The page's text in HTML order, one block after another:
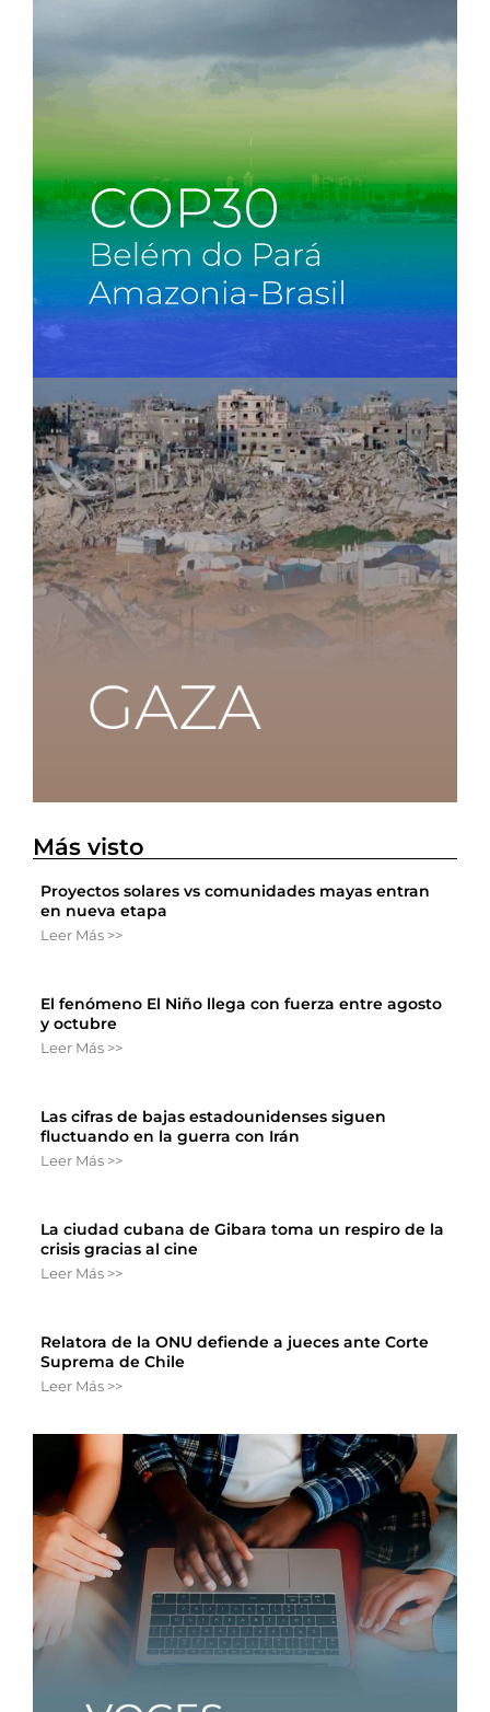
Más visto
Proyectos solares vs comunidades mayas entran
en nueva etapa
Leer Más >>
El fenómeno El Niño llega con fuerza entre agosto
y octubre
Leer Más >>
Las cifras de bajas estadounidenses siguen
fluctuando en la guerra con Irán
Leer Más >>
La ciudad cubana de Gibara toma un respiro de la
crisis gracias al cine
Leer Más >>
Relatora de la ONU defiende a jueces ante Corte
Suprema de Chile
Leer Más >>